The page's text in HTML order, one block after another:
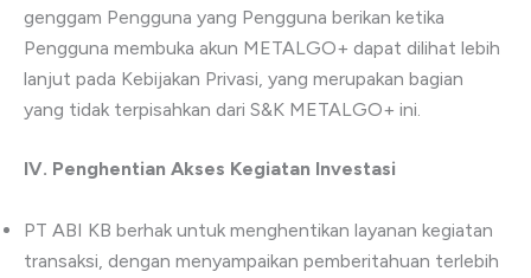
genggam Pengguna yang Pengguna berikan ketika
Pengguna membuka akun METALGO+ dapat dilihat lebih
lanjut pada Kebijakan Privasi, yang merupakan bagian
yang tidak terpisahkan dari S&K METALGO+ ini.
IV. Penghentian Akses Kegiatan Investasi
PT ABI KB berhak untuk menghentikan layanan kegiatan
transaksi, dengan menyampaikan pemberitahuan terlebih